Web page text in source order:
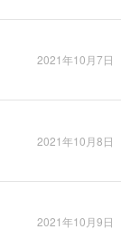
#歴史
2021年10月7日
2021年10月8日
2021年10月9日